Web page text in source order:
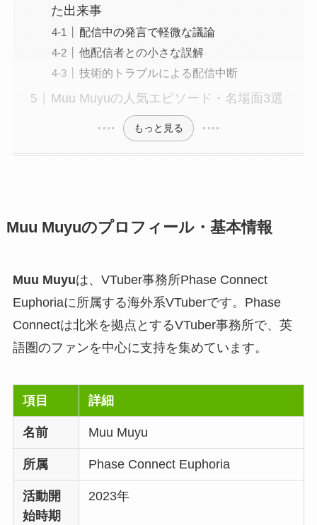
た出来事
配信中の発言で軽微な議論
他配信者との小さな誤解
技術的トラブルによる配信中断
Muu Muyuの人気エピソード・名場面3選
もっと見る
Muu Muyuのプロフィール・基本情報
Muu Muyuは、VTuber事務所Phase Connect
Euphoriaに所属する海外系VTuberです。Phase
Connectは北米を拠点とするVTuber事務所で、英
語圏のファンを中心に支持を集めています。
項目 詳細
名前 Muu Muyu
所属 Phase Connect Euphoria
活動開
始時期
2023年